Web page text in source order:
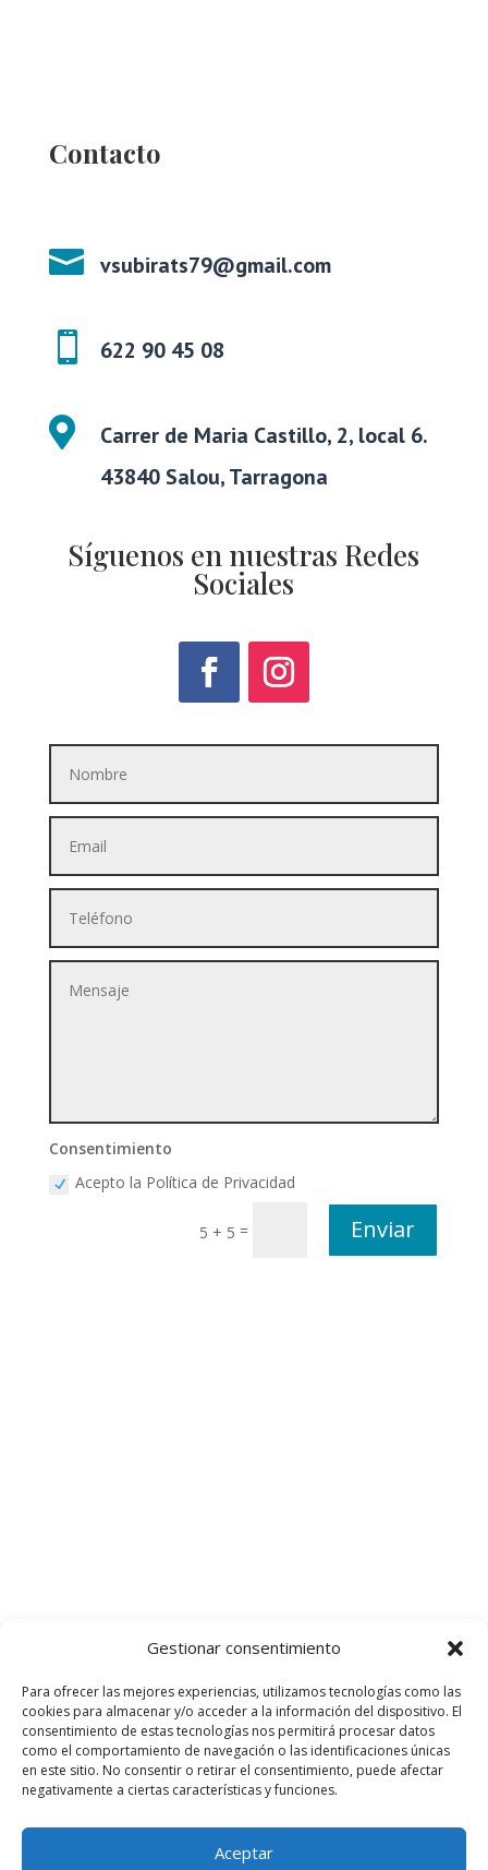
Gestionar consentimiento
Para ofrecer las mejores experiencias, utilizamos tecnologías como las
cookies para almacenar y/o acceder a la información del dispositivo. El
consentimiento de estas tecnologías nos permitirá procesar datos
como el comportamiento de navegación o las identificaciones únicas
en este sitio. No consentir o retirar el consentimiento, puede afectar
negativamente a ciertas características y funciones.
Aceptar
Contacto
 vsubirats79@gmail.com
 622 90 45 08

Carrer de Maria Castillo, 2, local 6.
43840 Salou, Tarragona
Síguenos en nuestras Redes
Sociales
Consentimiento
Acepto la Política de Privacidad
5 + 5 = Enviar